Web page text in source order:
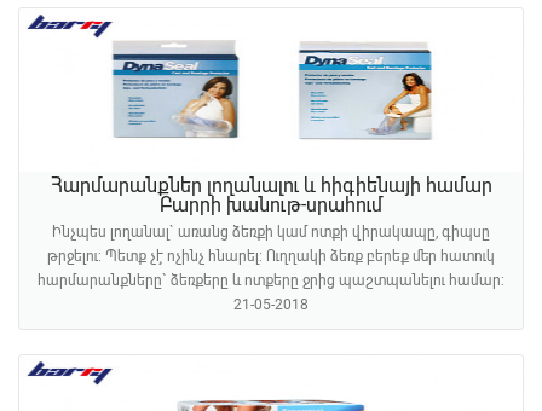
Հարմարանքներ լողանալու և հիգիենայի համար
Բարրի խանութ-սրահում
Ինչպես լողանալ` առանց ձեռքի կամ ոտքի վիրակապը, գիպսը
թրջելու: Պետք չէ ոչինչ հնարել: Ուղղակի ձեռք բերեք մեր հատուկ
հարմարանքները` ձեռքերը և ոտքերը ջրից պաշտպանելու համար:
21-05-2018